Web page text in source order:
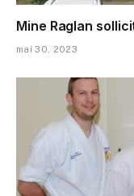
Mine Raglan
mai 30, 2023